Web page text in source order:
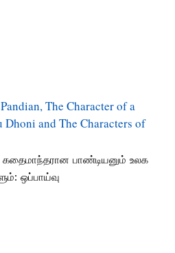
The Character of a
and The Characters of
கதைமாந்தரான பாண்டியனும் உலக
ஒப்பாய்வு